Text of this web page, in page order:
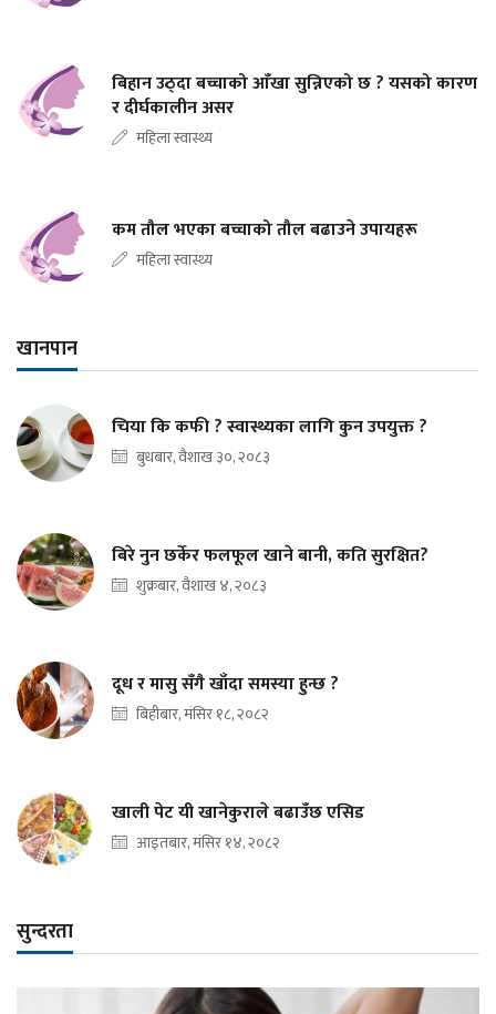
बिहान उठ्दा बच्चाको आँखा सुन्निएको छ ? यसको कारण
र दीर्घकालीन असर
महिला स्वास्थ्य
कम तौल भएका बच्चाको तौल बढाउने उपायहरू
महिला स्वास्थ्य
खानपान
चिया कि कफी ? स्वास्थ्यका लागि कुन उपयुक्त ?
बुधबार, वैशाख ३०, २०८३
बिरे नुन छर्केर फलफूल खाने बानी, कति सुरक्षित?
शुक्रबार, वैशाख ४, २०८३
दूध र मासु सँगै खाँदा समस्या हुन्छ ?
बिहीबार, मंसिर १८, २०८२
खाली पेट यी खानेकुराले बढाउँछ एसिड
आइतबार, मंसिर १४, २०८२
सुन्दरता